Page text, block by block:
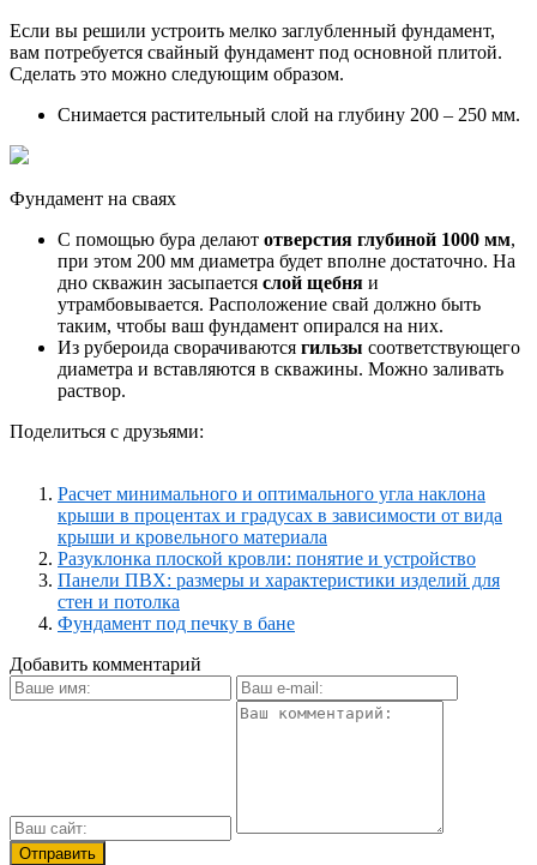
Если вы решили устроить мелко заглубленный фундамент,
вам потребуется свайный фундамент под основной плитой.
Сделать это можно следующим образом.
Снимается растительный слой на глубину 200 – 250 мм.
Фундамент на сваях
С помощью бура делают отверстия глубиной 1000 мм,
при этом 200 мм диаметра будет вполне достаточно. На
дно скважин засыпается слой щебня и
утрамбовывается. Расположение свай должно быть
таким, чтобы ваш фундамент опирался на них.
Из рубероида сворачиваются гильзы соответствующего
диаметра и вставляются в скважины. Можно заливать
раствор.
Поделиться с друзьями:
Расчет минимального и оптимального угла наклона
крыши в процентах и градусах в зависимости от вида
крыши и кровельного материала
Разуклонка плоской кровли: понятие и устройство
Панели ПВХ: размеры и характеристики изделий для
стен и потолка
Фундамент под печку в бане
Добавить комментарий